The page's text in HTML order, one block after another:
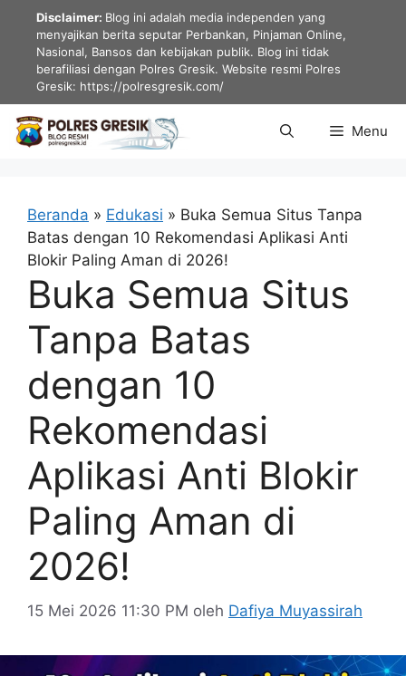
LangsungDisclaimer: Blog ini adalah media independen yang
menyajikan berita seputar Perbankan, Pinjaman Online,
Nasional, Bansos dan kebijakan publik. Blog ini tidak
berafiliasi dengan Polres Gresik. Website resmi Polres
Gresik: https://polresgresik.com/
Menu
Beranda » Edukasi » Buka Semua Situs Tanpa
Batas dengan 10 Rekomendasi Aplikasi Anti
Blokir Paling Aman di 2026!
Buka Semua Situs
Tanpa Batas
dengan 10
Rekomendasi
Aplikasi Anti Blokir
Paling Aman di
2026!
15 Mei 2026 11:30 PM oleh Dafiya Muyassirah